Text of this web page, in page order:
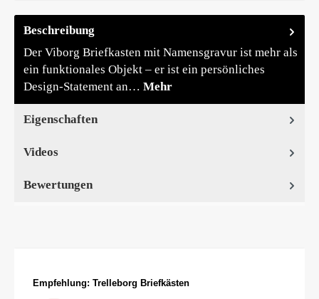
Beschreibung
Der Viborg Briefkasten mit Namensgravur ist mehr als
ein funktionales Objekt – er ist ein persönliches
Design-Statement an… Mehr
Eigenschaften
Videos
Bewertungen
Produktgalerie überspringen
Empfehlung: Trelleborg Briefkästen